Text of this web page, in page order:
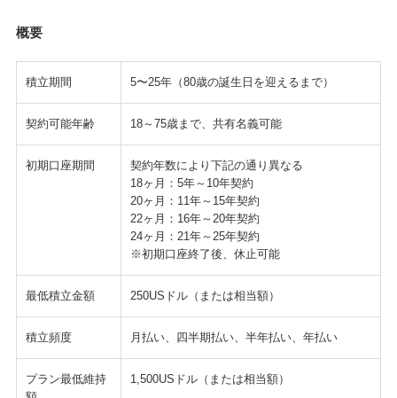
概要
積立期間 5〜25年（80歳の誕生日を迎えるまで）
契約可能年齢 18～75歳まで、共有名義可能
初期口座期間
契約年数により下記の通り異なる
18ヶ月：5年～10年契約
20ヶ月：11年～15年契約
22ヶ月：16年～20年契約
24ヶ月：21年～25年契約
※初期口座終了後、休止可能
最低積立金額 250USドル（または相当額）
積立頻度 月払い、四半期払い、半年払い、年払い
プラン最低維持
1,500USドル（または相当額）